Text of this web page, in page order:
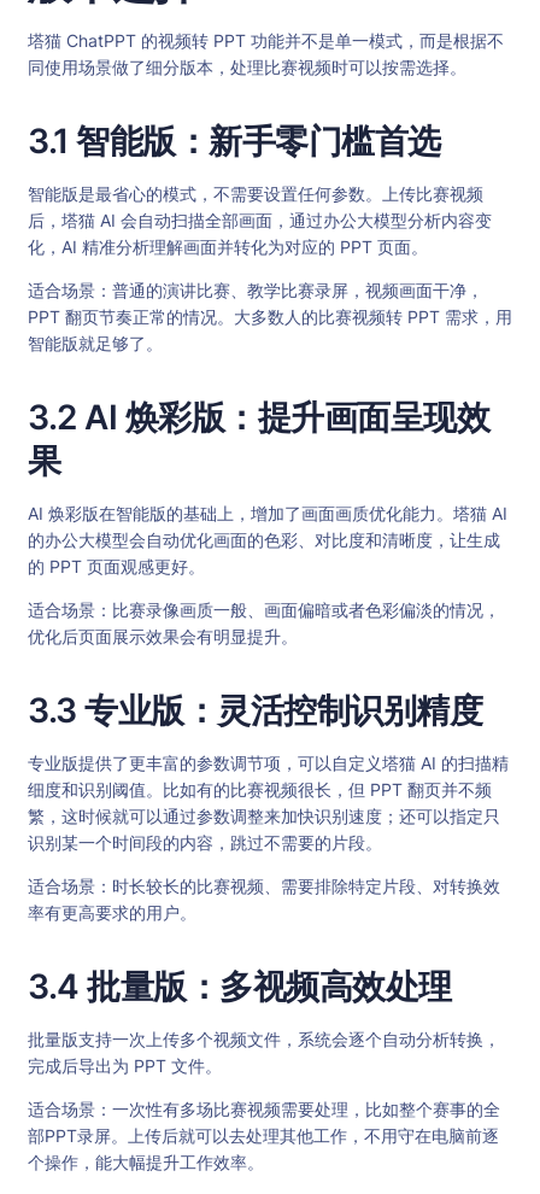
塔猫 ChatPPT 的视频转 PPT 功能并不是单一模式，而是根据不
同使用场景做了细分版本，处理比赛视频时可以按需选择。
3.1 智能版：新手零门槛首选
智能版是最省心的模式，不需要设置任何参数。上传比赛视频
后，塔猫 AI 会自动扫描全部画面，通过办公大模型分析内容变
化，AI 精准分析理解画面并转化为对应的 PPT 页面。
适合场景：普通的演讲比赛、教学比赛录屏，视频画面干净，
PPT 翻页节奏正常的情况。大多数人的比赛视频转 PPT 需求，用
智能版就足够了。
3.2 AI 焕彩版：提升画面呈现效
果
AI 焕彩版在智能版的基础上，增加了画面画质优化能力。塔猫 AI
的办公大模型会自动优化画面的色彩、对比度和清晰度，让生成
的 PPT 页面观感更好。
适合场景：比赛录像画质一般、画面偏暗或者色彩偏淡的情况，
优化后页面展示效果会有明显提升。
3.3 专业版：灵活控制识别精度
专业版提供了更丰富的参数调节项，可以自定义塔猫 AI 的扫描精
细度和识别阈值。比如有的比赛视频很长，但 PPT 翻页并不频
繁，这时候就可以通过参数调整来加快识别速度；还可以指定只
识别某一个时间段的内容，跳过不需要的片段。
适合场景：时长较长的比赛视频、需要排除特定片段、对转换效
率有更高要求的用户。
3.4 批量版：多视频高效处理
批量版支持一次上传多个视频文件，系统会逐个自动分析转换，
完成后导出为 PPT 文件。
适合场景：一次性有多场比赛视频需要处理，比如整个赛事的全
部PPT录屏。上传后就可以去处理其他工作，不用守在电脑前逐
个操作，能大幅提升工作效率。